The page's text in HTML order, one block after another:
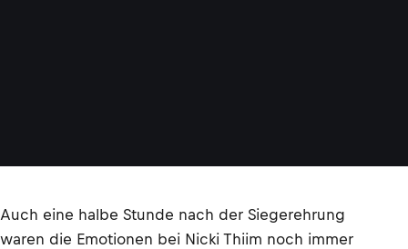
Auch eine halbe Stunde nach der Siegerehrung
waren die Emotionen bei Nicki Thiim noch immer